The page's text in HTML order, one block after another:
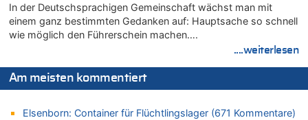
Wasserstand des Rheins in NRW so niedrig wie noch nie
05.08.2026 - 13:25 von Zuhörer zu
Wasserstand des Rheins in NRW so niedrig wie noch nie
Zweite Hitzewelle in diesem Sommer ist jetzt amtlich
05.08.2026 - 13:18 von Zuhörer zu
Zweite Hitzewelle in diesem Sommer ist jetzt amtlich
In der Deutschsprachigen Gemeinschaft wächst man mit
einem ganz bestimmten Gedanken auf: Hauptsache so schnell
wie möglich den Führerschein machen….
....weiterlesen
Am meisten kommentiert
Elsenborn: Container für Flüchtlingslager (671 Kommentare)